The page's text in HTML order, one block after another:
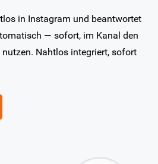
in Instagram und beantwortet
— sofort, im Kanal den
Nahtlos integriert, sofort